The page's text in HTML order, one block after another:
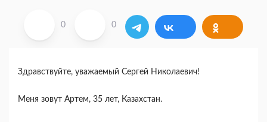
0 0
Здравствуйте, уважаемый Сергей Николаевич!
Меня зовут Артем, 35 лет, Казахстан.